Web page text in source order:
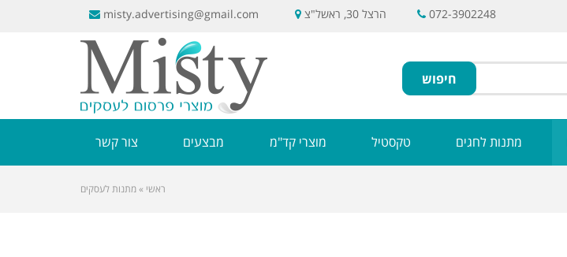
072-3902248 הרצל 30, ראשל"צ misty.advertising@gmail.com
חיפוש
מתנות לחגים טקסטיל מוצרי קד"מ מבצעים צור קשר
ראשי »מתנות לעסקים